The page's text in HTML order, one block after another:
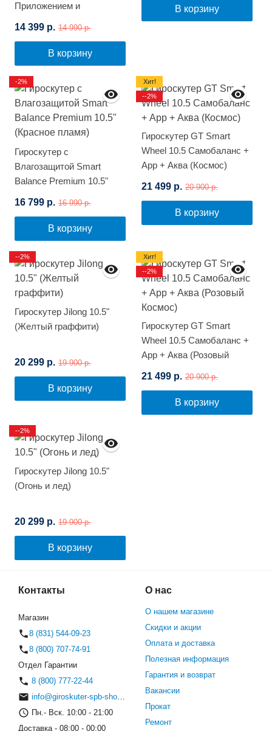
Приложением и
(Фиолетовый космос)
14 399 р. 14 990 р.
В корзину
В корзину
Гироскутер с
Влагозащитой Smart
Balance Premium 10.5"
16 799 р. 16 990 р.
В корзину
-2%
Гироскутер GT Smart
Wheel 10.5 Самобаланс +
App + Аква (Космос)
21 499 р. 20 900 р.
В корзину
Хит!
--2%
Гироскутер Jilong 10.5"
(Желтый граффити)
20 299 р. 19 900 р.
В корзину
--2%
Гироскутер GT Smart
Wheel 10.5 Самобаланс +
App + Аква (Розовый
21 499 р. 20 900 р.
В корзину
Хит!
--2%
Гироскутер Jilong 10.5"
(Огонь и лед)
20 299 р. 19 900 р.
В корзину
--2%
Контакты
Магазин
8 (831) 544-09-23
8 (800) 707-74-91
Отдел Гарантии
8 (800) 777-22-44
info@giroskuter-spb-shop.ru
Пн.- Вск. 10:00 - 21:00
Доставка - 08:00 - 00:00
О нас
О нашем магазине
Скидки и акции
Оплата и доставка
Полезная информация
Гарантия и возврат
Вакансии
Прокат
Ремонт